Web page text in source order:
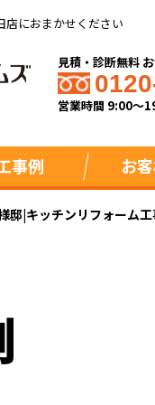
店におまかせください
見積・診断無料
営業時間 9:00～
事例 お
邸|キッチンリフォーム